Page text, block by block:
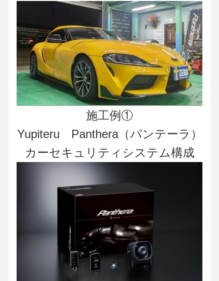
施工例①
Yupiteru Panthera（パンテーラ）
カーセキュリティシステム構成